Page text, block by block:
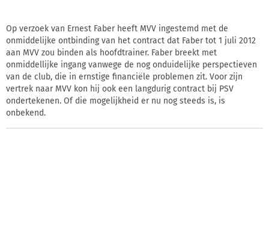
Op verzoek van Ernest Faber heeft MVV ingestemd met de
onmiddelijke ontbinding van het contract dat Faber tot 1 juli 2012
aan MVV zou binden als hoofdtrainer. Faber breekt met
onmiddellijke ingang vanwege de nog onduidelijke perspectieven
van de club, die in ernstige financiële problemen zit. Voor zijn
vertrek naar MVV kon hij ook een langdurig contract bij PSV
ondertekenen. Of die mogelijkheid er nu nog steeds is, is
onbekend.